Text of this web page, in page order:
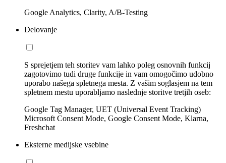
Google Analytics, Clarity, A/B-Testing
Delovanje
S sprejetjem teh storitev vam lahko poleg osnovnih funkcij
zagotovimo tudi druge funkcije in vam omogočimo udobno
uporabo našega spletnega mesta. Z vašim soglasjem na tem
spletnem mestu uporabljamo naslednje storitve tretjih oseb:
Google Tag Manager, UET (Universal Event Tracking)
Microsoft Consent Mode, Google Consent Mode, Klarna,
Freshchat
Eksterne medijske vsebine